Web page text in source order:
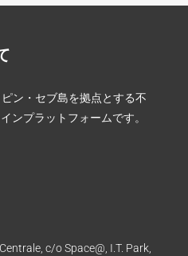
ン・セブ島を拠点とする不
ンプラットフォームです。
c/o Space@, I.T. Park,